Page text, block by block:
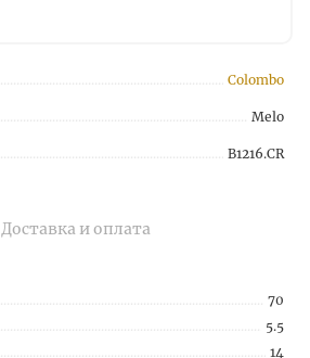
Colombo
Melo
B1216.CR
Доставка и оплата
70
5.5
14